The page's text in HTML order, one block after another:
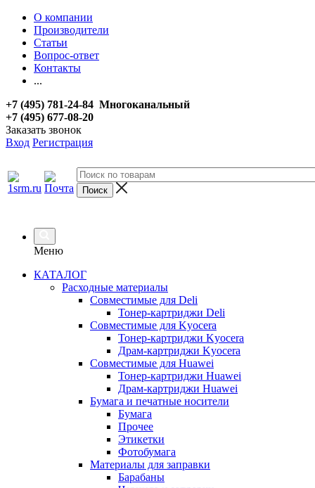
О компании
Производители
Статьи
Вопрос-ответ
Контакты
...
+7 (495) 781-24-84 Многоканальный
+7 (495) 677-08-20
Заказать звонок
Вход Регистрация
Меню
КАТАЛОГ
Расходные материалы
Совместимые для Deli
Тонер-картриджи Deli
Совместимые для Kyocera
Тонер-картриджи Kyocera
Драм-картриджи Kyocera
Совместимые для Huawei
Тонер-картриджи Huawei
Драм-картриджи Huawei
Бумага и печатные носители
Бумага
Прочее
Этикетки
Фотобумага
Материалы для заправки
Барабаны